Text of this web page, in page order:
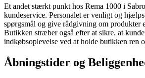
Et andet stærkt punkt hos Rema 1000 i
kundeservice. Personalet er venligt og
spørgsmål og give rådgivning om produkter
Butikken stræber også efter at sikre, at
indkøbsoplevelse ved at holde butikken ren
Åbningstider og